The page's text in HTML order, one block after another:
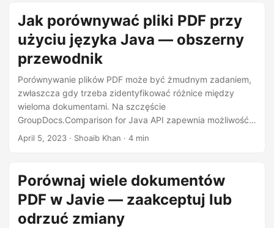
Jak porównywać pliki PDF przy
użyciu języka Java — obszerny
przewodnik
Porównywanie plików PDF może być żmudnym zadaniem,
zwłaszcza gdy trzeba zidentyfikować różnice między
wieloma dokumentami. Na szczęście
GroupDocs.Comparison for Java API zapewnia możliwość
programowego porównywania plików PDF. W tym artykule
chronione hasłem. Pokażemy również, jak porównać więcej
niż dwa pliki PDF i jak zaakceptować lub odrzucić
którąkolwiek ze zidentyfikowanych zmian.
April 5, 2023 · Shoaib Khan · 4 min
Porównaj wiele dokumentów
PDF w Javie — zaakceptuj lub
odrzuć zmiany